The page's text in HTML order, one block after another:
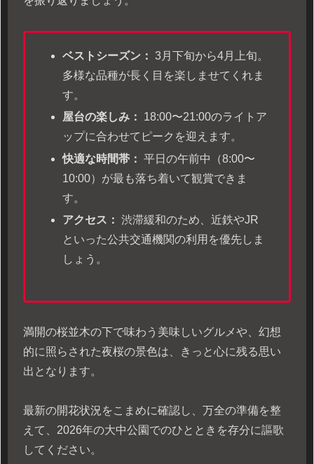
ベストシーズン： 3月下旬から4月上旬。
多様な品種が長く目を楽しませてくれま
す。
屋台の楽しみ：
18:00〜21:00のライトア
ップに合わせてピークを迎えます。
快適な時間帯： 平日の午前中（8:00〜
10:00）が最も落ち着いて観賞できま
す。
アクセス： 渋滞緩和のため、近鉄やJR
といった公共交通機関の利用を優先しま
しょう。
満開の桜並木の下で味わう美味しいグルメや、幻想
的に照らされた夜桜の景色は、きっと心に残る思い
出となります。
最新の開花状況をこまめに確認し、万全の準備を整
えて、2026年の大中公園でのひとときを存分に謳歌
してください。